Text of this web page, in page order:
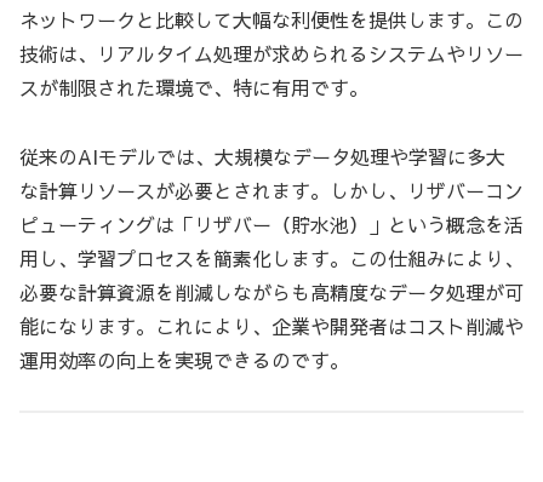
ネットワークと比較して大幅な利便性を提供します。この
技術は、リアルタイム処理が求められるシステムやリソー
スが制限された環境で、特に有用です。
従来のAIモデルでは、大規模なデータ処理や学習に多大
な計算リソースが必要とされます。しかし、リザバーコン
ピューティングは「リザバー（貯水池）」という概念を活
用し、学習プロセスを簡素化します。この仕組みにより、
必要な計算資源を削減しながらも高精度なデータ処理が可
能になります。これにより、企業や開発者はコスト削減や
運用効率の向上を実現できるのです。